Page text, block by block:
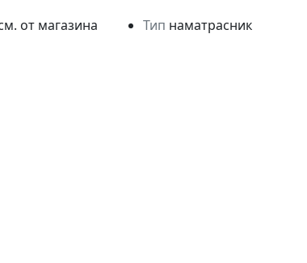
Тип наматрасник